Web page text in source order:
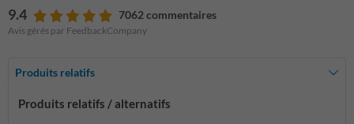
9.4 7062 commentaires
Avis gérés par FeedbackCompany
Produits relatifs
Produits relatifs / alternatifs